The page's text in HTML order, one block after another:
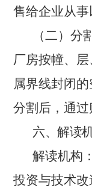
售给企业从事
（二）分
厂房按幢、
属界线封闭
分割后，通过
六、解读
解读机构
投资与技术改